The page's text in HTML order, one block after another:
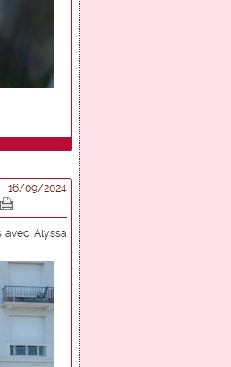
16/09/2024
avec Alyssa